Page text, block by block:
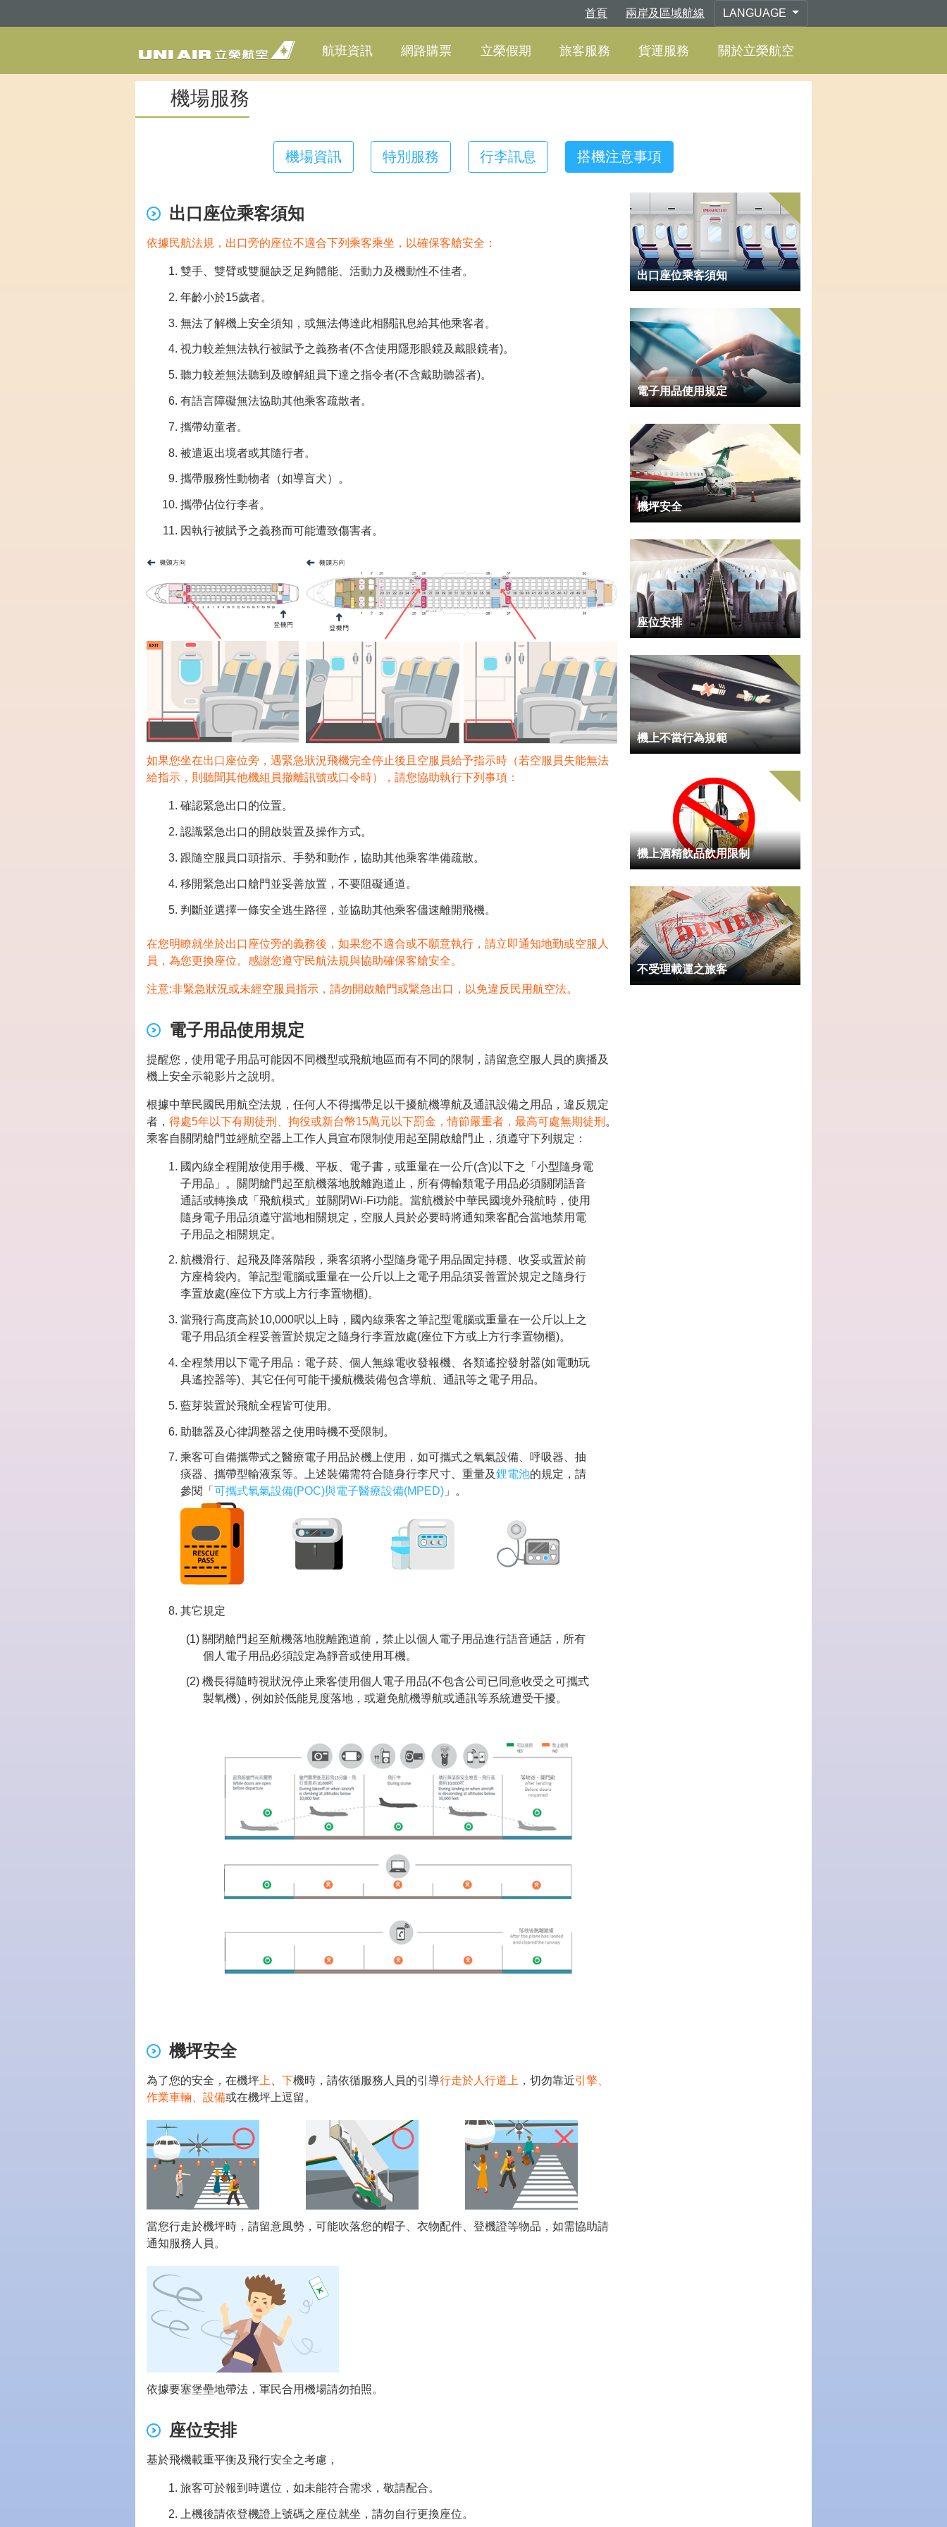
首頁 兩岸及區域航線 LANGUAGE
航班資訊 網路購票 立榮假期 旅客服務 貨運服務 關於立榮航空
機場服務
機場資訊 特別服務 行李訊息 搭機注意事項
出口座位乘客須知
依據民航法規，出口旁的座位不適合下列乘客乘坐，以確保客艙安全：
雙手、雙臂或雙腿缺乏足夠體能、活動力及機動性不佳者。
年齡小於15歲者。
無法了解機上安全須知，或無法傳達此相關訊息給其他乘客者。
視力較差無法執行被賦予之義務者(不含使用隱形眼鏡及戴眼鏡者)。
聽力較差無法聽到及瞭解組員下達之指令者(不含戴助聽器者)。
有語言障礙無法協助其他乘客疏散者。
攜帶幼童者。
被遣返出境者或其隨行者。
攜帶服務性動物者（如導盲犬）。
攜帶佔位行李者。
因執行被賦予之義務而可能遭致傷害者。
如果您坐在出口座位旁，遇緊急狀況飛機完全停止後且空服員給予指示時（若空服員失能無法
給指示，則聽聞其他機組員撤離訊號或口令時），請您協助執行下列事項：
確認緊急出口的位置。
認識緊急出口的開啟裝置及操作方式。
跟隨空服員口頭指示、手勢和動作，協助其他乘客準備疏散。
移開緊急出口艙門並妥善放置，不要阻礙通道。
判斷並選擇一條安全逃生路徑，並協助其他乘客儘速離開飛機。
在您明瞭就坐於出口座位旁的義務後，如果您不適合或不願意執行，請立即通知地勤或空服人
員，為您更換座位。感謝您遵守民航法規與協助確保客艙安全。
注意:非緊急狀況或未經空服員指示，請勿開啟艙門或緊急出口，以免違反民用航空法。
電子用品使用規定
提醒您，使用電子用品可能因不同機型或飛航地區而有不同的限制，請留意空服人員的廣播及
機上安全示範影片之說明。
根據中華民國民用航空法規，任何人不得攜帶足以干擾航機導航及通訊設備之用品，違反規定
者， 得處5年以下有期徒刑、拘役或新台幣15萬元以下罰金，情節嚴重者，最高可處無期徒刑 。
乘客自關閉艙門並經航空器上工作人員宣布限制使用起至開啟艙門止，須遵守下列規定：
國內線全程開放使用手機、平板、電子書，或重量在一公斤(含)以下之「小型隨身電
子用品」。關閉艙門起至航機落地脫離跑道止，所有傳輸類電子用品必須關閉語音
通話或轉換成「飛航模式」並關閉Wi-Fi功能。當航機於中華民國境外飛航時，使用
隨身電子用品須遵守當地相關規定，空服人員於必要時將通知乘客配合當地禁用電
子用品之相關規定。
航機滑行、起飛及降落階段，乘客須將小型隨身電子用品固定持穩、收妥或置於前
方座椅袋內。筆記型電腦或重量在一公斤以上之電子用品須妥善置於規定之隨身行
李置放處(座位下方或上方行李置物櫃)。
當飛行高度高於10,000呎以上時，國內線乘客之筆記型電腦或重量在一公斤以上之
電子用品須全程妥善置於規定之隨身行李置放處(座位下方或上方行李置物櫃)。
全程禁用以下電子用品：電子菸、個人無線電收發報機、各類遙控發射器(如電動玩
具遙控器等)、其它任何可能干擾航機裝備包含導航、通訊等之電子用品。
藍芽裝置於飛航全程皆可使用。
助聽器及心律調整器之使用時機不受限制。
乘客可自備攜帶式之醫療電子用品於機上使用，如可攜式之氧氣設備、呼吸器、抽
痰器、攜帶型輸液泵等。上述裝備需符合隨身行李尺寸、重量及鋰電池的規定，請
參閱「 可攜式氧氣設備(POC)與電子醫療設備(MPED) 」。
其它規定
關閉艙門起至航機落地脫離跑道前，禁止以個人電子用品進行語音通話，所有
個人電子用品必須設定為靜音或使用耳機。
機長得隨時視狀況停止乘客使用個人電子用品(不包含公司已同意收受之可攜式
製氧機)，例如於低能見度落地，或避免航機導航或通訊等系統遭受干擾。
機坪安全
為了您的安全，在機坪 上 下機時，請依循服務人員的引導行走於人行道上 ，切勿靠近引擎、
作業車輛、設備或在機坪上逗留。
當您行走於機坪時，請留意風勢，可能吹落您的帽子、衣物配件、登機證等物品，如需協助請
通知服務人員。
依據要塞堡壘地帶法，軍民合用機場請勿拍照。
座位安排
基於飛機載重平衡及飛行安全之考慮，
旅客可於報到時選位，如未能符合需求，敬請配合。
上機後請依登機證上號碼之座位就坐，請勿自行更換座位。
出口座位乘客須知
電子用品使用規定
機坪安全
座位安排
機上不當行為規範
機上酒精飲品飲用限制
不受理載運之旅客